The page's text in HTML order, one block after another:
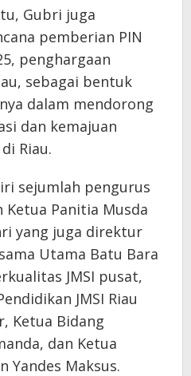
Gubri juga
pemberian PIN
penghargaan
sebagai bentuk
dalam mendorong
dan kemajuan
Riau.
sejumlah pengurus
Ketua Panitia Musda
yang juga direktur
Utama Batu Bara
JMSI pusat,
JMSI Riau
Ketua Bidang
dan Ketua
Yandes Maksus.